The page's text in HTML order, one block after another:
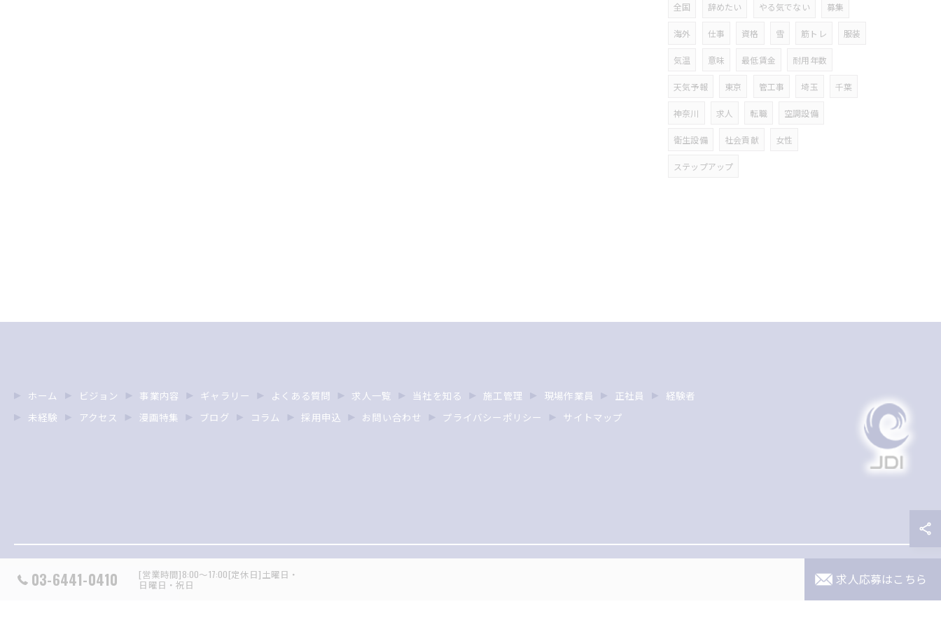
全国 辞めたい やる気でない 募集
海外 仕事 資格 雪 筋トレ 服装
気温 意味 最低賃金 耐用年数
天気予報 東京 管工事 埼玉 千葉
神奈川 求人 転職 空調設備
衛生設備 社会貢献 女性
ステップアップ
03-6441-0410 [営業時間]8:00～17:00[定休日]土曜日・
日曜日・祝日 求人応募はこちら
ホーム ビジョン 事業内容 ギャラリー よくある質問 求人一覧 当社を知る 施工管理 現場作業員 正社員
経験者
未経験
アクセス 漫画特集 ブログ コラム 採用申込 お問い合わせ プライバシーポリシー サイトマップ